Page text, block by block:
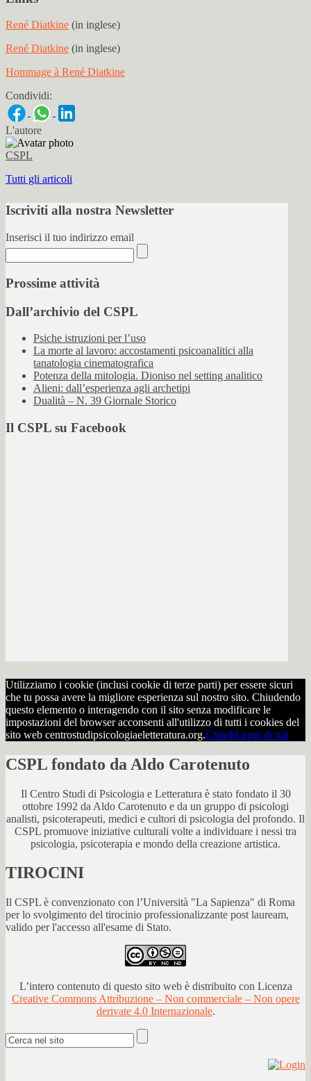
René Diatkine (in inglese)
René Diatkine (in inglese)
Hommage à René Diatkine
Condividi:
L'autore
CSPL
Tutti gli articoli
Iscriviti alla nostra Newsletter
Inserisci il tuo indirizzo email
Prossime attività
Dall’archivio del CSPL
Psiche istruzioni per l’uso
La morte al lavoro: accostamenti psicoanalitici alla
tanatologia cinematografica
Potenza della mitologia. Dioniso nel setting analitico
Alieni: dall’esperienza agli archetipi
Dualità – N. 39 Giornale Storico
Il CSPL su Facebook
Utilizziamo i cookie (inclusi cookie di terze parti) per essere sicuri
che tu possa avere la migliore esperienza sul nostro sito. Chiudendo
questo elemento o interagendo con il sito senza modificare le
impostazioni del browser acconsenti all'utilizzo di tutti i cookies del
sito web centrostudipsicologiaeletteratura.org.ChiudiLeggi di più
CSPL fondato da Aldo Carotenuto
Il Centro Studi di Psicologia e Letteratura è stato fondato il 30
ottobre 1992 da Aldo Carotenuto e da un gruppo di psicologi
analisti, psicoterapeuti, medici e cultori di psicologia del profondo. Il
CSPL promuove iniziative culturali volte a individuare i nessi tra
psicologia, psicoterapia e mondo della creazione artistica.
TIROCINI
Il CSPL è convenzionato con l’Università "La Sapienza" di Roma
per lo svolgimento del tirocinio professionalizzante post lauream,
valido per l'accesso all'esame di Stato.
L’intero contenuto di questo sito web è distribuito con Licenza
Creative Commons Attribuzione – Non commerciale – Non opere
derivate 4.0 Internazionale.